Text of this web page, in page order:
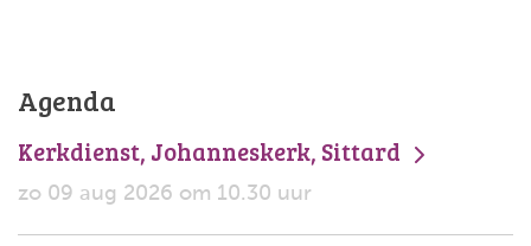
Agenda
Kerkdienst, Johanneskerk, Sittard
zo 09 aug 2026 om 10.30 uur